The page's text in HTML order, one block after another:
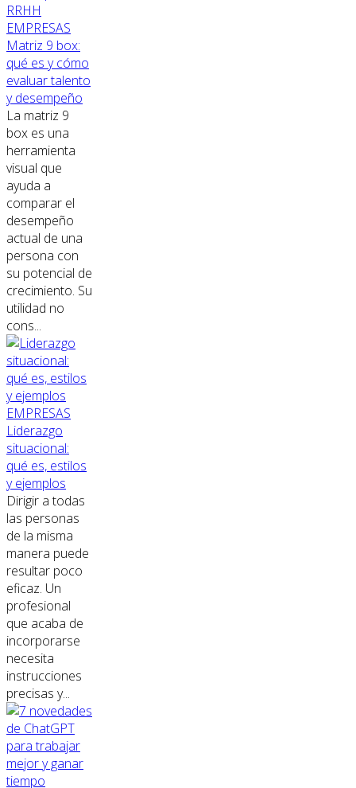
RRHH
EMPRESAS
Matriz 9 box:
qué es y cómo
evaluar talento
y desempeño
La matriz 9
box es una
herramienta
visual que
ayuda a
comparar el
desempeño
actual de una
persona con
su potencial de
crecimiento. Su
utilidad no
cons...
EMPRESAS
Liderazgo
situacional:
qué es, estilos
y ejemplos
Dirigir a todas
las personas
de la misma
manera puede
resultar poco
eficaz. Un
profesional
que acaba de
incorporarse
necesita
instrucciones
precisas y...